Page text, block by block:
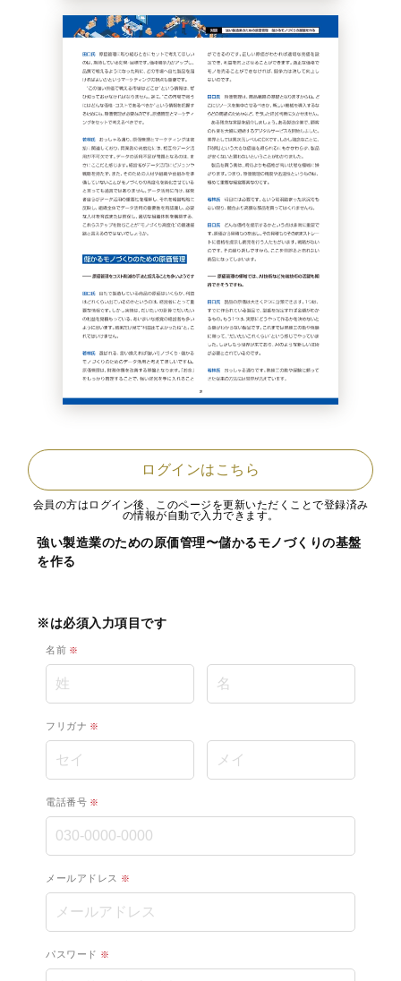
ログインはこちら
会員の方はログイン後、このページを更新いただくことで登録済み
の情報が自動で入力できます。
強い製造業のための原価管理〜儲かるモノづくりの基盤
を作る
※は必須入力項目です
名前
フリガナ
電話番号
メールアドレス
パスワード